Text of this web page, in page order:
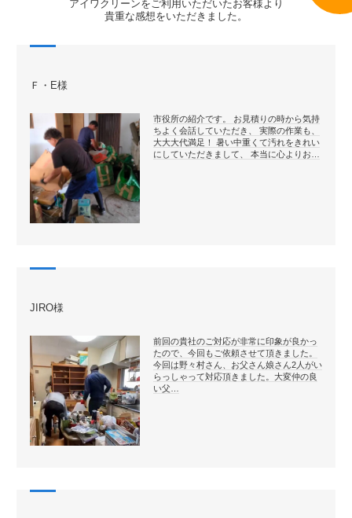
アイワクリーンをご利用いただいたお客様より
貴重な感想をいただきました。
Ｆ・E様
市役所の紹介です。 お見積りの時から気持
ちよく会話していただき、 実際の作業も、
大大大代満足！ 暑い中重くて汚れをきれい
にしていただきまして、 本当に心よりお…
JIRO様
前回の貴社のご対応が非常に印象が良かっ
たので、今回もご依頼させて頂きました。
今回は野々村さん、お父さん娘さん2人がい
らっしゃって対応頂きました。大変仲の良
い父…